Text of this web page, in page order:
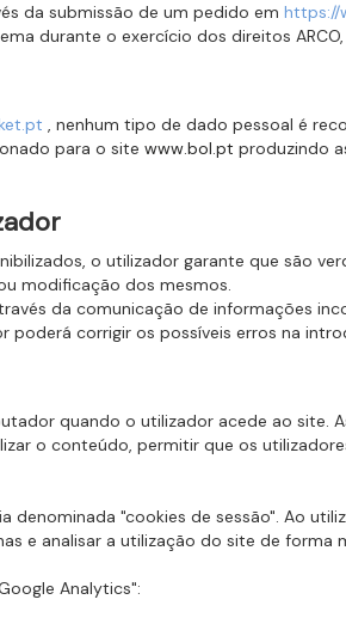
da submissão de um pedido emhttps://
durante o exercício dos direitos
, nenhum tipo de dado pessoal é
para o sitewww.bol.pt produzindo
o utilizador garante que são
modificação dos mesmos.
da comunicação de informações
poderá corrigir os possíveis erros na
quando o utilizador acede ao site.
o conteúdo, permitir que os
denominada "cookies de sessão". Ao
e analisar a utilização do site de forma
Analytics":